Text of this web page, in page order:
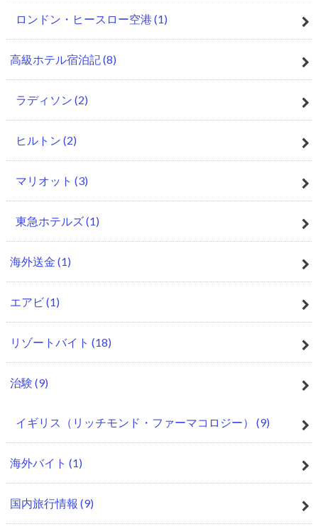
ロンドン・ヒースロー空港 (1)
高級ホテル宿泊記(8)
ラディソン (2)
ヒルトン (2)
マリオット (3)
東急ホテルズ(1)
海外送金 (1)
エアビ(1)
リゾートバイト (18)
治験 (9)
イギリス（リッチモンド・ファーマコロジー） (9)
海外バイト (1)
国内旅行情報 (9)